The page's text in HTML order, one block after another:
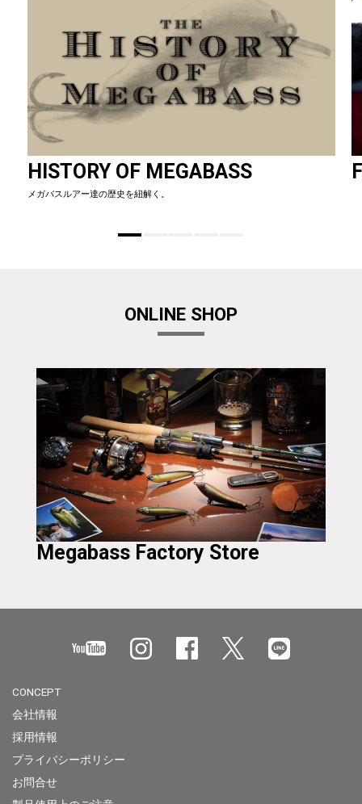
HISTORY OF MEGABASS
メガバスルアー達の歴史を紐解く。
ONLINE SHOP
Megabass Factory Store
CONCEPT
会社情報
採用情報
プライバシーポリシー
お問合せ